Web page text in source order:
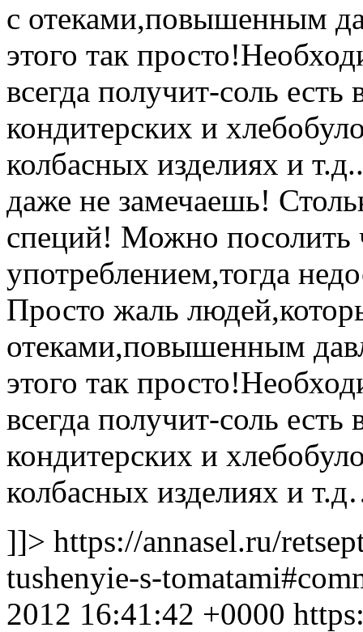
с отеками,повышенным
этого так
всегда получит-соль есть
кондитерских и
колбасных изделиях и
даже не замечаешь!
специй! Можно посолить
употреблением,тогда
Просто жаль
отеками,повышенным
этого так
всегда получит-соль есть
кондитерских и
колбасных изделиях и
]]> https://annasel.ru/
tushenyie-s-
2012 16:41:42 +0000